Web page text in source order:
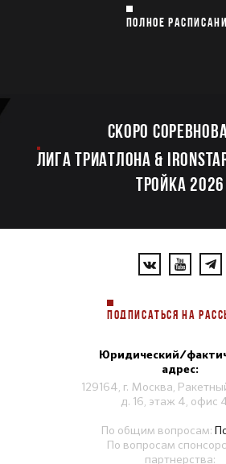
ПОЛНОЕ
Скоро
ЛИГА ТРИАТЛОНА &
ТРОЙКА 2026
ПОДПИСАТЬСЯ НА
Юридический/
адрес:
129164, г. Москва,
д. 16, этаж 4, офис
По общим вопросам:
По вопросам
партнерства: